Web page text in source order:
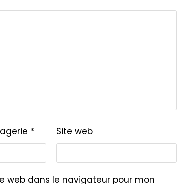
* Site web
web dans le navigateur pour mon